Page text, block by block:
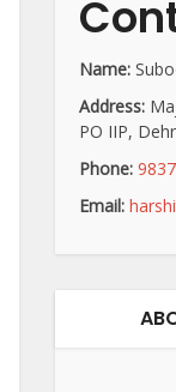
Name:
Address:
PO IIP,
Phone:
Email: